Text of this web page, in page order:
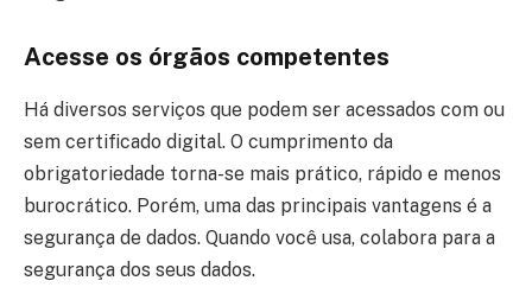
Acesse os órgãos competentes
Há diversos serviços que podem ser acessados com ou
sem certificado digital. O cumprimento da
obrigatoriedade torna-se mais prático, rápido e menos
burocrático. Porém, uma das principais vantagens é a
segurança de dados. Quando você usa, colabora para a
segurança dos seus dados.